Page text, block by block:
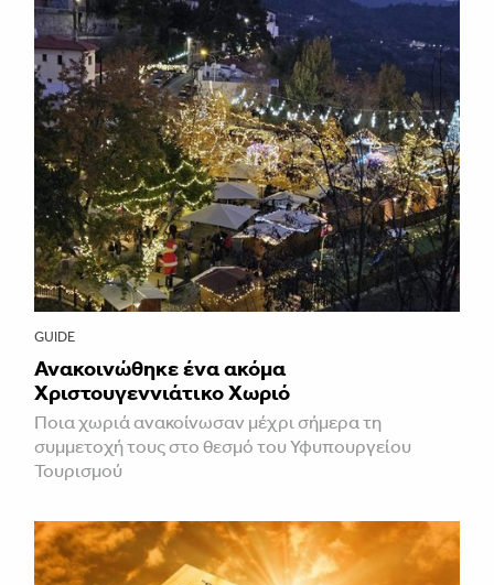
GUIDE
Ανακοινώθηκε ένα ακόμα
Χριστουγεννιάτικο Χωριό
Ποια χωριά ανακοίνωσαν μέχρι σήμερα τη
συμμετοχή τους στο θεσμό του Υφυπουργείου
Τουρισμού